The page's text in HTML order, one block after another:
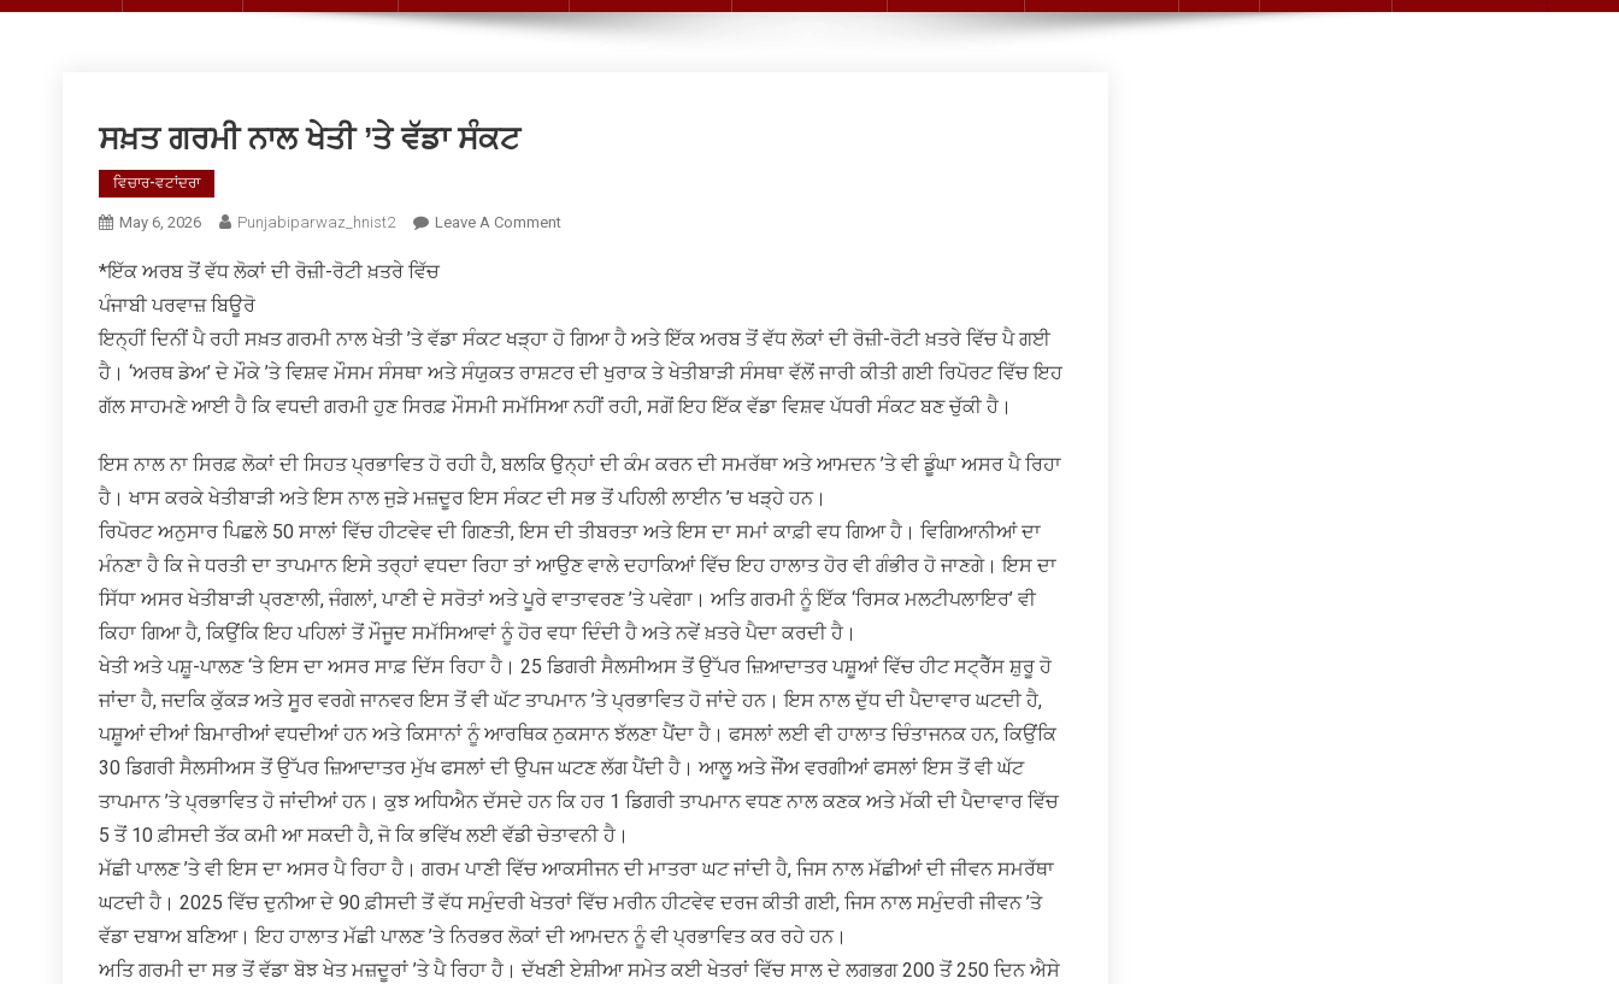
ਸਖ਼ਤ ਗਰਮੀ ਨਾਲ ਖੇਤੀ ’ਤੇ ਵੱਡਾ ਸੰਕਟ
ਵਿਚਾਰ-ਵਟਾਂਦਰਾ
May 6, 2026 Punjabiparwaz_hnist2 Leave A CommentOn
ਖੇਤੀ
ਸੰਕਟ
*ਇੱਕ ਅਰਬ ਤੋਂ ਵੱਧ ਲੋਕਾਂ ਦੀ ਰੋਜ਼ੀ-ਰੋਟੀ ਖ਼ਤਰੇ ਵਿੱਚ
ਪੰਜਾਬੀ ਪਰਵਾਜ਼ ਬਿਊਰੋ
ਇਨ੍ਹੀਂ ਦਿਨੀਂ ਪੈ ਰਹੀ ਸਖ਼ਤ ਗਰਮੀ ਨਾਲ ਖੇਤੀ ’ਤੇ ਵੱਡਾ ਸੰਕਟ ਖੜ੍ਹਾ ਹੋ ਗਿਆ ਹੈ ਅਤੇ ਇੱਕ ਅਰਬ ਤੋਂ ਵੱਧ ਲੋਕਾਂ ਦੀ ਰੋਜ਼ੀ-ਰੋਟੀ ਖ਼ਤਰੇ ਵਿੱਚ ਪੈ ਗਈ
ਹੈ। ‘ਅਰਥ ਡੇਅ’ ਦੇ ਮੌਕੇ ’ਤੇ ਵਿਸ਼ਵ ਮੌਸਮ ਸੰਸਥਾ ਅਤੇ ਸੰਯੁਕਤ ਰਾਸ਼ਟਰ ਦੀ ਖੁਰਾਕ ਤੇ ਖੇਤੀਬਾੜੀ ਸੰਸਥਾ ਵੱਲੋਂ ਜਾਰੀ ਕੀਤੀ ਗਈ ਰਿਪੋਰਟ ਵਿੱਚ ਇਹ
ਗੱਲ ਸਾਹਮਣੇ ਆਈ ਹੈ ਕਿ ਵਧਦੀ ਗਰਮੀ ਹੁਣ ਸਿਰਫ਼ ਮੌਸਮੀ ਸਮੱਸਿਆ ਨਹੀਂ ਰਹੀ, ਸਗੋਂ ਇਹ ਇੱਕ ਵੱਡਾ ਵਿਸ਼ਵ ਪੱਧਰੀ ਸੰਕਟ ਬਣ ਚੁੱਕੀ ਹੈ।
ਇਸ ਨਾਲ ਨਾ ਸਿਰਫ਼ ਲੋਕਾਂ ਦੀ ਸਿਹਤ ਪ੍ਰਭਾਵਿਤ ਹੋ ਰਹੀ ਹੈ, ਬਲਕਿ ਉਨ੍ਹਾਂ ਦੀ ਕੰਮ ਕਰਨ ਦੀ ਸਮਰੱਥਾ ਅਤੇ ਆਮਦਨ ’ਤੇ ਵੀ ਡੂੰਘਾ ਅਸਰ ਪੈ ਰਿਹਾ
ਹੈ। ਖਾਸ ਕਰਕੇ ਖੇਤੀਬਾੜੀ ਅਤੇ ਇਸ ਨਾਲ ਜੁੜੇ ਮਜ਼ਦੂਰ ਇਸ ਸੰਕਟ ਦੀ ਸਭ ਤੋਂ ਪਹਿਲੀ ਲਾਈਨ ’ਚ ਖੜ੍ਹੇ ਹਨ।
ਰਿਪੋਰਟ ਅਨੁਸਾਰ ਪਿਛਲੇ 50 ਸਾਲਾਂ ਵਿੱਚ ਹੀਟਵੇਵ ਦੀ ਗਿਣਤੀ, ਇਸ ਦੀ ਤੀਬਰਤਾ ਅਤੇ ਇਸ ਦਾ ਸਮਾਂ ਕਾਫ਼ੀ ਵਧ ਗਿਆ ਹੈ। ਵਿਗਿਆਨੀਆਂ ਦਾ
ਮੰਨਣਾ ਹੈ ਕਿ ਜੇ ਧਰਤੀ ਦਾ ਤਾਪਮਾਨ ਇਸੇ ਤਰ੍ਹਾਂ ਵਧਦਾ ਰਿਹਾ ਤਾਂ ਆਉਣ ਵਾਲੇ ਦਹਾਕਿਆਂ ਵਿੱਚ ਇਹ ਹਾਲਾਤ ਹੋਰ ਵੀ ਗੰਭੀਰ ਹੋ ਜਾਣਗੇ। ਇਸ ਦਾ
ਸਿੱਧਾ ਅਸਰ ਖੇਤੀਬਾੜੀ ਪ੍ਰਣਾਲੀ, ਜੰਗਲਾਂ, ਪਾਣੀ ਦੇ ਸਰੋਤਾਂ ਅਤੇ ਪੂਰੇ ਵਾਤਾਵਰਣ ’ਤੇ ਪਵੇਗਾ। ਅਤਿ ਗਰਮੀ ਨੂੰ ਇੱਕ ‘ਰਿਸਕ ਮਲਟੀਪਲਾਇਰ’ ਵੀ
ਕਿਹਾ ਗਿਆ ਹੈ, ਕਿਉਂਕਿ ਇਹ ਪਹਿਲਾਂ ਤੋਂ ਮੌਜੂਦ ਸਮੱਸਿਆਵਾਂ ਨੂੰ ਹੋਰ ਵਧਾ ਦਿੰਦੀ ਹੈ ਅਤੇ ਨਵੇਂ ਖ਼ਤਰੇ ਪੈਦਾ ਕਰਦੀ ਹੈ।
ਖੇਤੀ ਅਤੇ ਪਸ਼ੂ-ਪਾਲਣ ‘ਤੇ ਇਸ ਦਾ ਅਸਰ ਸਾਫ਼ ਦਿੱਸ ਰਿਹਾ ਹੈ। 25 ਡਿਗਰੀ ਸੈਲਸੀਅਸ ਤੋਂ ਉੱਪਰ ਜ਼ਿਆਦਾਤਰ ਪਸ਼ੂਆਂ ਵਿੱਚ ਹੀਟ ਸਟ੍ਰੈੱਸ ਸ਼ੁਰੂ ਹੋ
ਜਾਂਦਾ ਹੈ, ਜਦਕਿ ਕੁੱਕੜ ਅਤੇ ਸੂਰ ਵਰਗੇ ਜਾਨਵਰ ਇਸ ਤੋਂ ਵੀ ਘੱਟ ਤਾਪਮਾਨ ’ਤੇ ਪ੍ਰਭਾਵਿਤ ਹੋ ਜਾਂਦੇ ਹਨ। ਇਸ ਨਾਲ ਦੁੱਧ ਦੀ ਪੈਦਾਵਾਰ ਘਟਦੀ ਹੈ,
ਪਸ਼ੂਆਂ ਦੀਆਂ ਬਿਮਾਰੀਆਂ ਵਧਦੀਆਂ ਹਨ ਅਤੇ ਕਿਸਾਨਾਂ ਨੂੰ ਆਰਥਿਕ ਨੁਕਸਾਨ ਝੱਲਣਾ ਪੈਂਦਾ ਹੈ। ਫਸਲਾਂ ਲਈ ਵੀ ਹਾਲਾਤ ਚਿੰਤਾਜਨਕ ਹਨ, ਕਿਉਂਕਿ
30 ਡਿਗਰੀ ਸੈਲਸੀਅਸ ਤੋਂ ਉੱਪਰ ਜ਼ਿਆਦਾਤਰ ਮੁੱਖ ਫਸਲਾਂ ਦੀ ਉਪਜ ਘਟਣ ਲੱਗ ਪੈਂਦੀ ਹੈ। ਆਲੂ ਅਤੇ ਜੌਂਅ ਵਰਗੀਆਂ ਫਸਲਾਂ ਇਸ ਤੋਂ ਵੀ ਘੱਟ
ਤਾਪਮਾਨ ’ਤੇ ਪ੍ਰਭਾਵਿਤ ਹੋ ਜਾਂਦੀਆਂ ਹਨ। ਕੁਝ ਅਧਿਐਨ ਦੱਸਦੇ ਹਨ ਕਿ ਹਰ 1 ਡਿਗਰੀ ਤਾਪਮਾਨ ਵਧਣ ਨਾਲ ਕਣਕ ਅਤੇ ਮੱਕੀ ਦੀ ਪੈਦਾਵਾਰ ਵਿੱਚ
5 ਤੋਂ 10 ਫ਼ੀਸਦੀ ਤੱਕ ਕਮੀ ਆ ਸਕਦੀ ਹੈ, ਜੋ ਕਿ ਭਵਿੱਖ ਲਈ ਵੱਡੀ ਚੇਤਾਵਨੀ ਹੈ।
ਮੱਛੀ ਪਾਲਣ ’ਤੇ ਵੀ ਇਸ ਦਾ ਅਸਰ ਪੈ ਰਿਹਾ ਹੈ। ਗਰਮ ਪਾਣੀ ਵਿੱਚ ਆਕਸੀਜਨ ਦੀ ਮਾਤਰਾ ਘਟ ਜਾਂਦੀ ਹੈ, ਜਿਸ ਨਾਲ ਮੱਛੀਆਂ ਦੀ ਜੀਵਨ ਸਮਰੱਥਾ
ਘਟਦੀ ਹੈ। 2025 ਵਿੱਚ ਦੁਨੀਆ ਦੇ 90 ਫ਼ੀਸਦੀ ਤੋਂ ਵੱਧ ਸਮੁੰਦਰੀ ਖੇਤਰਾਂ ਵਿੱਚ ਮਰੀਨ ਹੀਟਵੇਵ ਦਰਜ ਕੀਤੀ ਗਈ, ਜਿਸ ਨਾਲ ਸਮੁੰਦਰੀ ਜੀਵਨ ’ਤੇ
ਵੱਡਾ ਦਬਾਅ ਬਣਿਆ। ਇਹ ਹਾਲਾਤ ਮੱਛੀ ਪਾਲਣ ’ਤੇ ਨਿਰਭਰ ਲੋਕਾਂ ਦੀ ਆਮਦਨ ਨੂੰ ਵੀ ਪ੍ਰਭਾਵਿਤ ਕਰ ਰਹੇ ਹਨ।
ਅਤਿ ਗਰਮੀ ਦਾ ਸਭ ਤੋਂ ਵੱਡਾ ਬੋਝ ਖੇਤ ਮਜ਼ਦੂਰਾਂ ’ਤੇ ਪੈ ਰਿਹਾ ਹੈ। ਦੱਖਣੀ ਏਸ਼ੀਆ ਸਮੇਤ ਕਈ ਖੇਤਰਾਂ ਵਿੱਚ ਸਾਲ ਦੇ ਲਗਭਗ 200 ਤੋਂ 250 ਦਿਨ ਐਸੇ